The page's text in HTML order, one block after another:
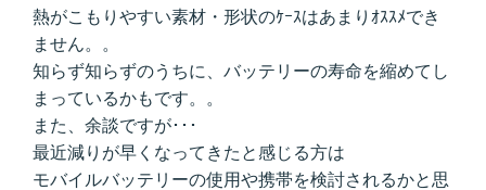
熱がこもりやすい素材・形状のｹｰｽはあまりｵｽｽﾒでき
ません。。
知らず知らずのうちに、バッテリーの寿命を縮めてし
まっているかもです。。
また、余談ですが･･･
最近減りが早くなってきたと感じる方は
モバイルバッテリーの使用や携帯を検討されるかと思